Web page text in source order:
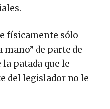
físicamente sólo
de parte de
la patada que le
del legislador no le